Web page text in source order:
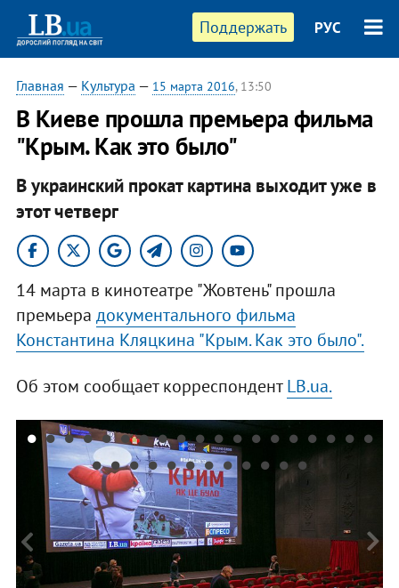
Поддержать РУС
Главная — Культура — 15 марта 2016, 13:50
В Киеве прошла премьера фильма
"Крым. Как это было"
В украинский прокат картина выходит уже в
этот четверг
14 марта в кинотеатре "Жовтень" прошла
премьера документального фильма
Константина Кляцкина "Крым. Как это было".
Об этом сообщает корреспондентLB.ua.